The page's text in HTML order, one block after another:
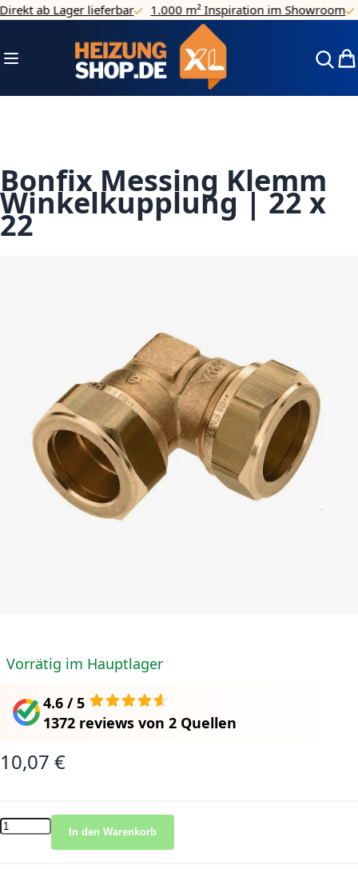
Direkt zum Inhalt
ab Lager lieferbar 1.000 m² Inspiration im Showroom
Navigation umschalten
Bonfix Messing Klemm
Winkelkupplung | 22 x
22
Vorrätig im Hauptlager
4.6 / 5
1372 reviews von 2 Quellen
10,07 €
In den Warenkorb